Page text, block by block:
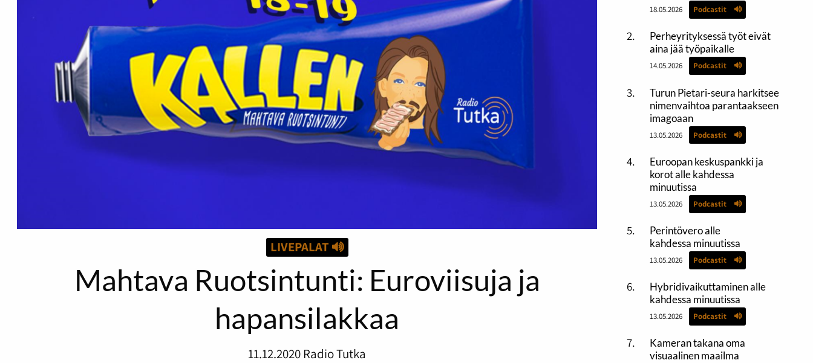
LIVEPALAT
Mahtava Ruotsintunti: Euroviisuja ja
hapansilakkaa
11.12.2020 Radio Tutka
18.05.2026 Podcastit
Perheyrityksessä työt eivät
aina jää työpaikalle
14.05.2026 Podcastit
Turun Pietari-seura harkitsee
nimenvaihtoa parantaakseen
imagoaan
13.05.2026 Podcastit
Euroopan keskuspankki ja
korot alle kahdessa
minuutissa
13.05.2026 Podcastit
Perintövero alle
kahdessa minuutissa
13.05.2026 Podcastit
Hybridivaikuttaminen alle
kahdessa minuutissa
13.05.2026 Podcastit
Kameran takana oma
visuaalinen maailma